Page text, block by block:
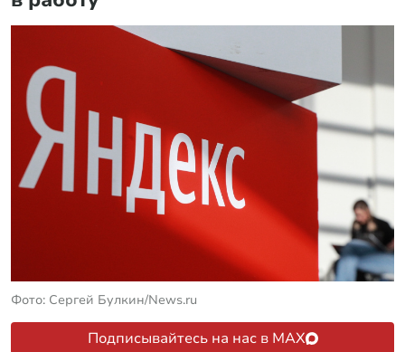
Фото: Сергей Булкин/News.ru
Подписывайтесь на нас в MAX